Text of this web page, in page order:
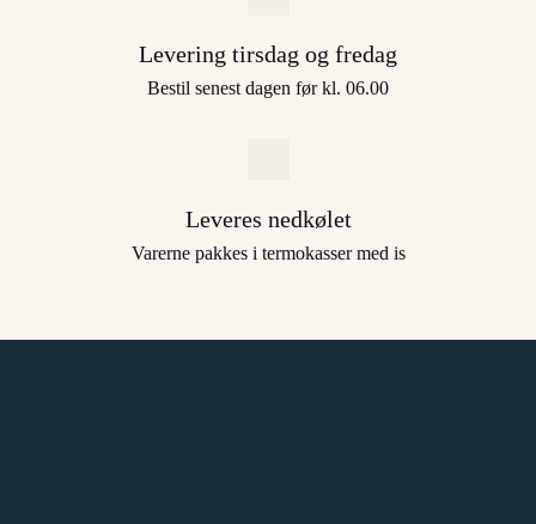
Levering tirsdag og fredag
Bestil senest dagen før kl. 06.00
Leveres nedkølet
Varerne pakkes i termokasser med is